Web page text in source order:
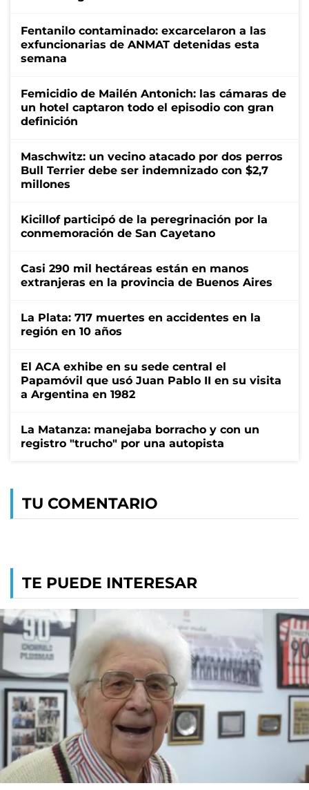
Fentanilo contaminado: excarcelaron a las
exfuncionarias de ANMAT detenidas esta
semana
Femicidio de Mailén Antonich: las cámaras de
un hotel captaron todo el episodio con gran
definición
Maschwitz: un vecino atacado por dos perros
Bull Terrier debe ser indemnizado con $2,7
millones
Kicillof participó de la peregrinación por la
conmemoración de San Cayetano
Casi 290 mil hectáreas están en manos
extranjeras en la provincia de Buenos Aires
La Plata: 717 muertes en accidentes en la
región en 10 años
El ACA exhibe en su sede central el
Papamóvil que usó Juan Pablo II en su visita
a Argentina en 1982
La Matanza: manejaba borracho y con un
registro "trucho" por una autopista
TU COMENTARIO
TE PUEDE INTERESAR